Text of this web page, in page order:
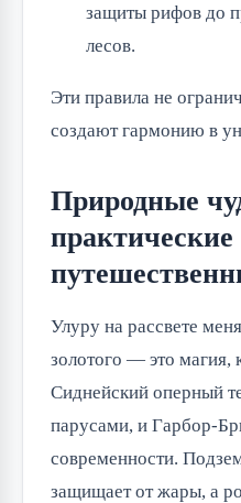
защиты рифов до
лесов.
Эти правила не
создают гармонию в
Природные
Улуру на рассвете
золотого — это магия,
Сиднейский оперный
парусами, и Гарбор-
современности.
защищает от жары, а